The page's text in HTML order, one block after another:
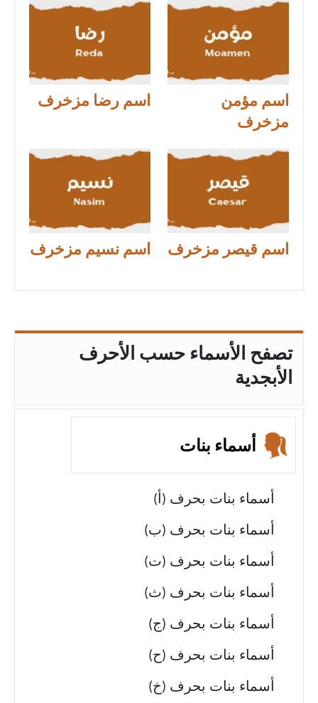
اسم مؤمن
مزخرف
اسم رضا مزخرف
اسم قيصر مزخرف اسم نسيم مزخرف
تصفح الأسماء حسب الأحرف
الأبجدية
أسماء بنات
أسماء بنات بحرف (أ)
أسماء بنات بحرف (ب)
أسماء بنات بحرف (ت)
أسماء بنات بحرف (ث)
أسماء بنات بحرف (ج)
أسماء بنات بحرف (ح)
أسماء بنات بحرف (خ)